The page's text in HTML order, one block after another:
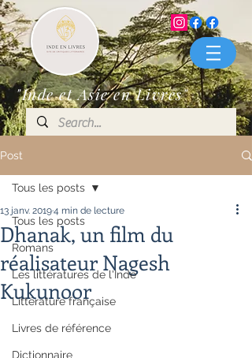
"Inde et Asie en Livres"
Post
Tous les posts
Romans
Les littératures de l'Inde
Littérature française
Livres de référence
Dictionnaire
Tous les posts
Dhanak, un film du
réalisateur Nagesh
Kukunoor
13 janv. 20194 min de lecture